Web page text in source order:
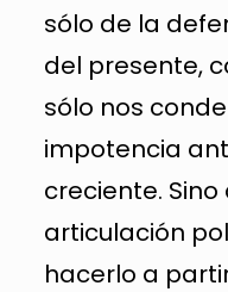
sólo de la
del presente,
sólo nos
impotencia
creciente.
articulación
hacerlo a